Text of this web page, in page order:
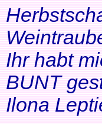
Ihr habt
BUNT
Ilona